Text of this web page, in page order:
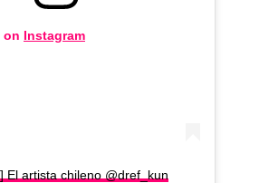
on Instagram
El artista chileno @dref_kun